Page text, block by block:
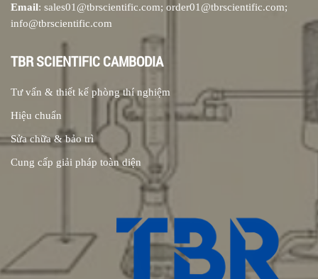
Email: sales01@tbrscientific.com; order01@tbrscientific.com;
info@tbrscientific.com
TBR SCIENTIFIC CAMBODIA
Tư vấn & thiết kế phòng thí nghiệm
Hiệu chuẩn
Sửa chữa & bảo trì
Cung cấp giải pháp toàn diện